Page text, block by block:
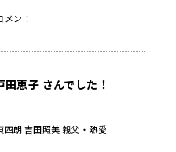
のりのワルノリ』 「バカと
カ同士、バカの二乗！」
たかいに、沐浴まで」
のり）
メン！
田恵子 さんでした！
四朗 吉田照美 親父・熱愛